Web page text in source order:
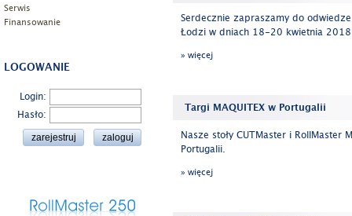
Serwis
Finansowanie
LOGOWANIE
Login:
Hasło:
Serdecznie zapraszamy do
Łodzi w dniach 18-20 kwietnia
» więcej
Targi MAQUITEX w Portugalii
Nasze stoły CUTMaster i
Portugalii.
» więcej